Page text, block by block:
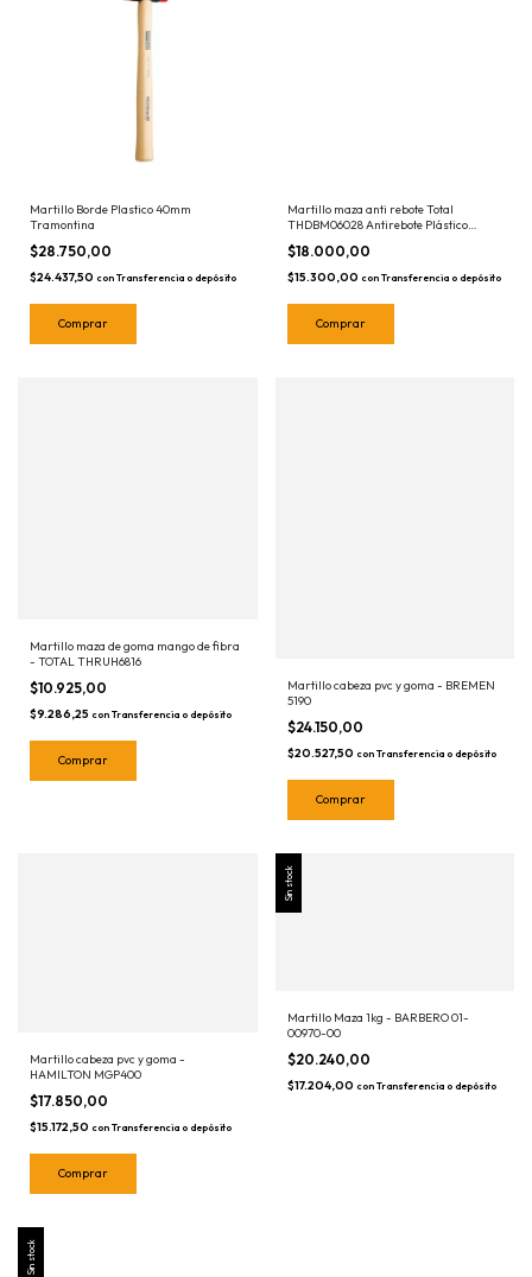
Martillo Borde Plastico 40mm
Tramontina
$28.750,00
$24.437,50 con Transferencia o depósito
Martillo maza anti rebote Total
THDBM06028 Antirebote Plástico
900grs
$18.000,00
$15.300,00 con Transferencia o depósito
Martillo maza de goma mango de fibra
- TOTAL THRUH6816
$10.925,00
$9.286,25 con Transferencia o depósito
Martillo cabeza pvc y goma - BREMEN
5190
$24.150,00
$20.527,50 con Transferencia o depósito
Martillo cabeza pvc y goma -
HAMILTON MGP400
$17.850,00
$15.172,50 con Transferencia o depósito
Sin stock
Martillo Maza 1kg - BARBERO 01-
00970-00
$20.240,00
$17.204,00 con Transferencia o depósito
Sin stock